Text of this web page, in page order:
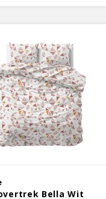
subtiel en zal moeiteloos bij
Bella Wit